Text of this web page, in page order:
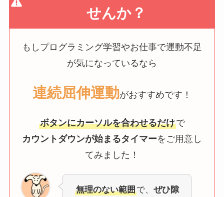
せんか？
もしプログラミング学習やお仕事で運動不足
が気になっているなら
連続屈伸運動がおすすめです！
ボタンにカーソルを合わせるだけで
カウントダウンが始まるタイマーをご用意し
てみました！
無理のない範囲で、 ぜひ隙